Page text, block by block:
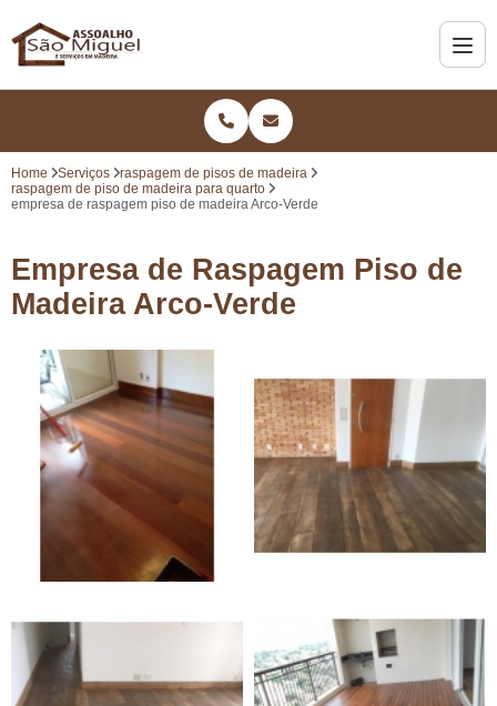
Home Serviços
raspagem de pisos de madeira
raspagem de piso de madeira para quarto
empresa de raspagem piso de madeira Arco-Verde
Empresa de Raspagem Piso de
Madeira Arco-Verde